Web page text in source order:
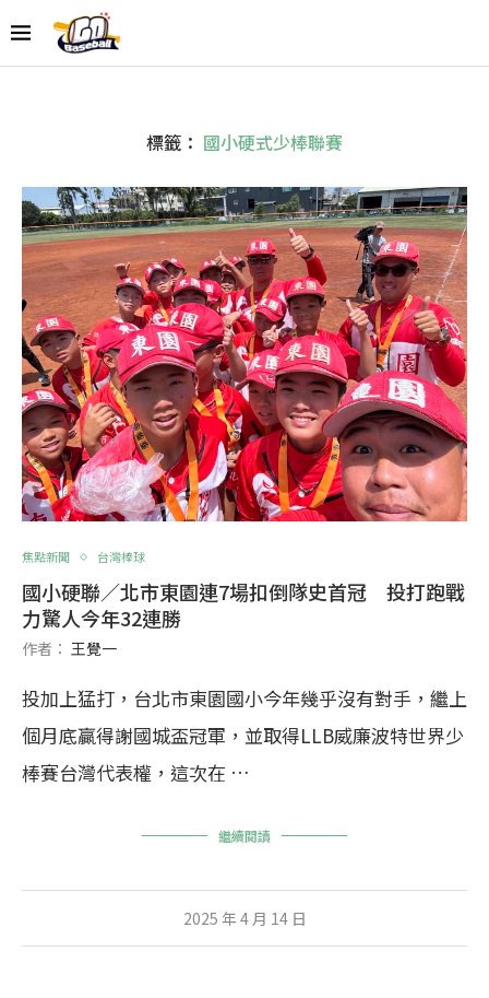
標籤： 國小硬式少棒聯賽
焦點新聞 台灣棒球
國小硬聯／北市東園連7場扣倒隊史首冠 投打跑戰
力驚人今年32連勝
作者： 王覺一
投加上猛打，台北市東園國小今年幾乎沒有對手，繼上
個月底贏得謝國城盃冠軍，並取得LLB威廉波特世界少
棒賽台灣代表權，這次在 …
繼續閱讀
2025 年 4 月 14 日